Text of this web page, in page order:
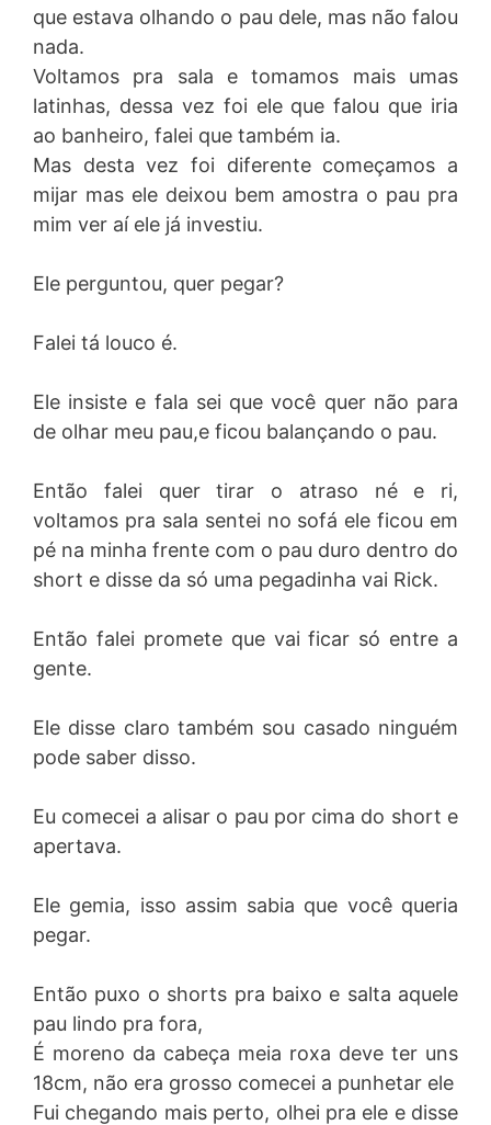
que estava olhando o pau dele, mas não falou
nada.
Voltamos pra sala e tomamos mais umas
latinhas, dessa vez foi ele que falou que iria
ao banheiro, falei que também ia.
Mas desta vez foi diferente começamos a
mijar mas ele deixou bem amostra o pau pra
mim ver aí ele já investiu.
Ele perguntou, quer pegar?
Falei tá louco é.
Ele insiste e fala sei que você quer não para
de olhar meu pau,e ficou balançando o pau.
Então falei quer tirar o atraso né e ri,
voltamos pra sala sentei no sofá ele ficou em
pé na minha frente com o pau duro dentro do
short e disse da só uma pegadinha vai Rick.
Então falei promete que vai ficar só entre a
gente.
Ele disse claro também sou casado ninguém
pode saber disso.
Eu comecei a alisar o pau por cima do short e
apertava.
Ele gemia, isso assim sabia que você queria
pegar.
Então puxo o shorts pra baixo e salta aquele
pau lindo pra fora,
É moreno da cabeça meia roxa deve ter uns
18cm, não era grosso comecei a punhetar ele
Fui chegando mais perto, olhei pra ele e disse